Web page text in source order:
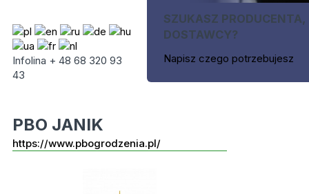
Infolina + 48 68 320 93
43
SZUKASZ PRODUCENTA,
DOSTAWCY?
Napisz czego potrzebujesz
PBO JANIK
https://www.pbogrodzenia.pl/